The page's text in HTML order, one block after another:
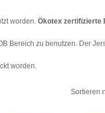
worden. Ökotex zertifizierte
Bereich zu benutzen. Der
worden.
Sortieren